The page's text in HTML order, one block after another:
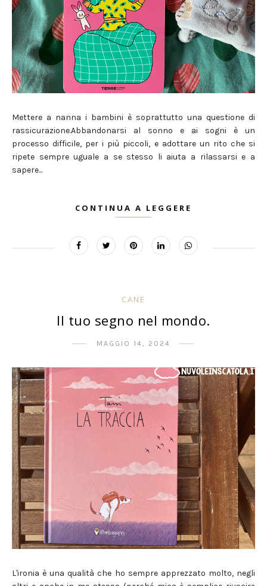
Mettere a nanna i bambini è soprattutto una questione di
rassicurazione.Abbandonarsi al sonno e ai sogni è un
processo difficile, per i più piccoli, e adottare un rito che si
ripete sempre uguale a se stesso li aiuta a rilassarsi e a
sapere...
CONTINUA A LEGGERE
CANE
Il tuo segno nel mondo.
MAGGIO 14, 2024
L'ironia è una qualità che ho sempre apprezzato molto, negli